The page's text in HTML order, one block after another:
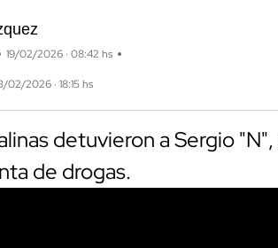
19/02/2026 · 08:42 hs
02/2026 · 18:15 hs
detuvieron a Sergio
de drogas.